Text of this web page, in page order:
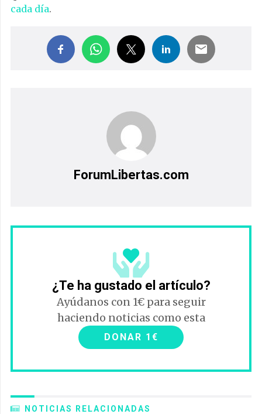
cada día.
ForumLibertas.com
¿Te ha gustado el artículo?
Ayúdanos con 1€ para seguir
haciendo noticias como esta
DONAR 1€
NOTICIAS RELACIONADAS